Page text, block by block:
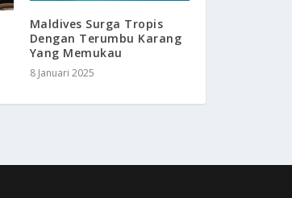
Maldives Surga Tropis
Dengan Terumbu Karang
Yang Memukau
8 Januari 2025